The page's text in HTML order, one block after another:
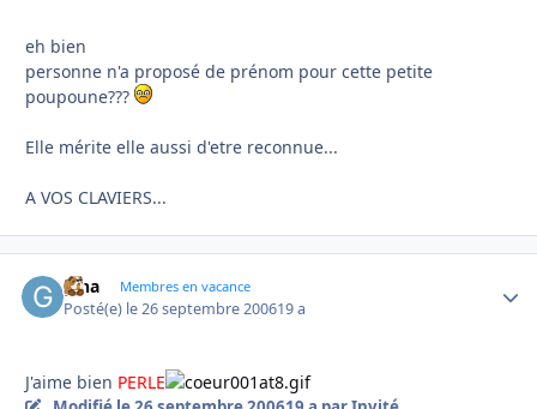
eh bien
personne n'a proposé de prénom pour cette petite
poupoune???
Elle mérite elle aussi d'etre reconnue...
A VOS CLAVIERS...
gina Membres en vacance
Posté(e) le 26 septembre 200619 a
J'aime bien PERLE